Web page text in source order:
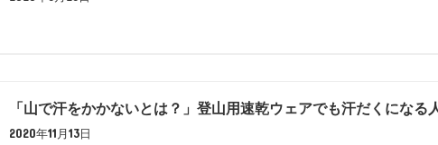
「山で汗をかかないとは？」登山用速乾ウェアでも汗だくになる
2020年11月13日